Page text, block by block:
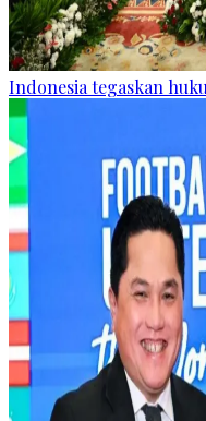
Indonesia tegaskan